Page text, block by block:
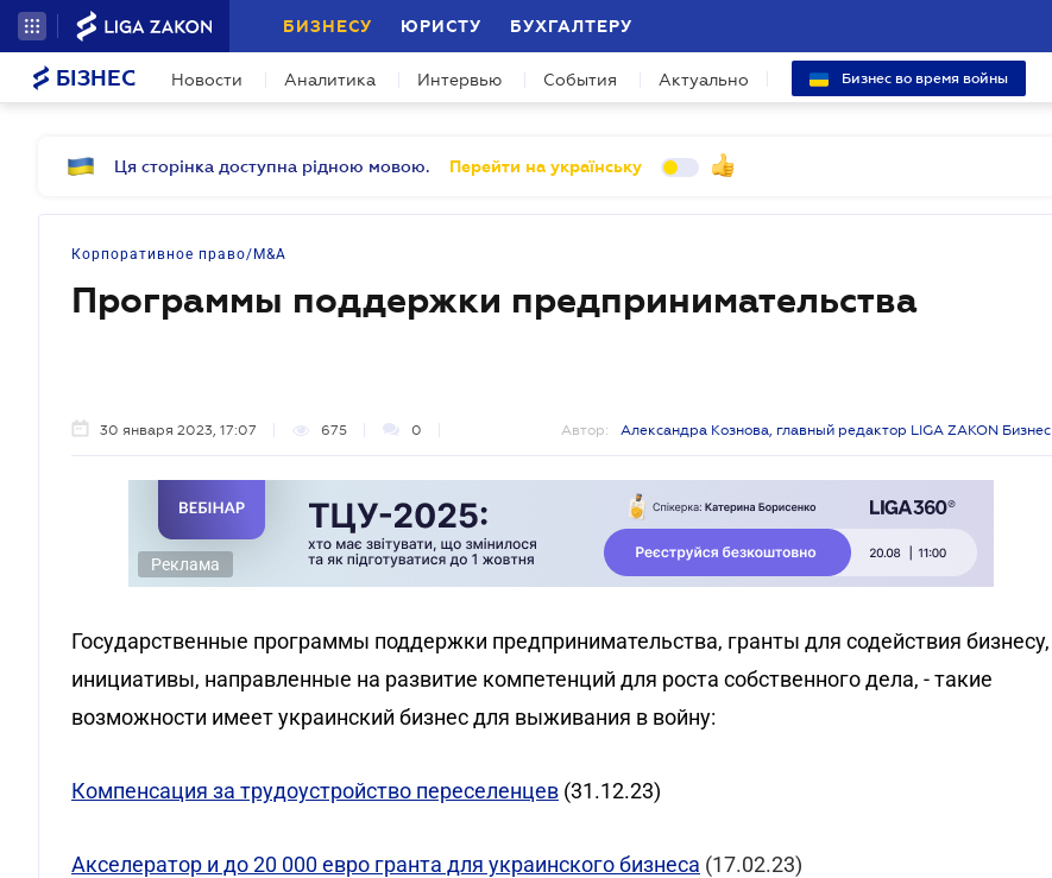
БИЗНЕСУ ЮРИСТУ БУХГАЛТЕРУ
БІЗНЕС Новости Аналитика Интервью События Актуально Бизнес во время войны
Ця сторінка доступна рідною мовою. Перейти на українську
Корпоративное право/M&A
Программы поддержки предпринимательства
30 января 2023, 17:07 675 0 Автор: Александра Кознова, главный редактор LIGA ZAKON Бизнес
Реклама
Государственные программы поддержки предпринимательства, гранты для содействия бизнесу,
инициативы, направленные на развитие компетенций для роста собственного дела, - такие
возможности имеет украинский бизнес для выживания в войну:
Компенсация за трудоустройство переселенцев (31.12.23)
Акселератор и до 20 000 евро гранта для украинского бизнеса (17.02.23)